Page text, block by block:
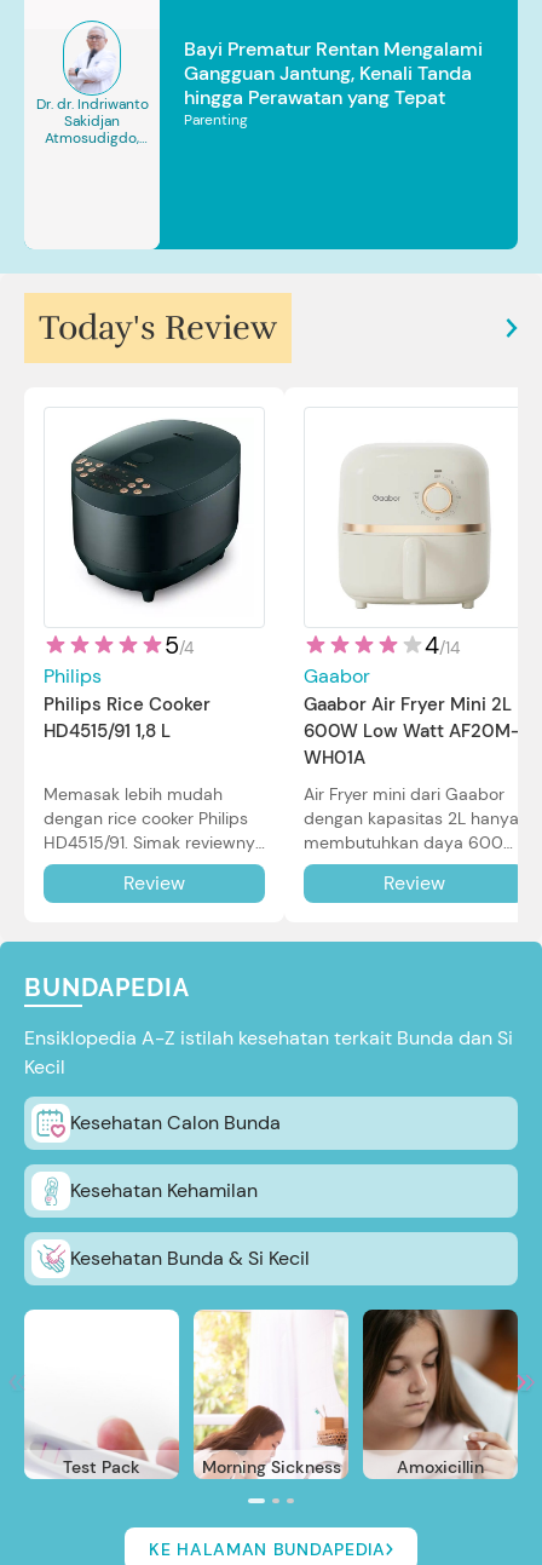
Dr. dr. Indriwanto
Sakidjan
Atmosudigdo,
Bayi Prematur Rentan Mengalami
Gangguan Jantung, Kenali Tanda
hingga Perawatan yang Tepat
Parenting
Today's Review
5/4
Philips
Philips Rice Cooker
HD4515/91 1,8 L
Memasak lebih mudah
dengan rice cooker Philips
HD4515/91. Simak reviewnya
di sini.
Review
4/14
Gaabor
Gaabor Air Fryer Mini 2L
600W Low Watt AF20M-
WH01A
Air Fryer mini dari Gaabor
dengan kapasitas 2L hanya
membutuhkan daya 600W
dalam pemakaian. Simak
review selengkapnya di sini.
Review
BUNDAPEDIA
Ensiklopedia A-Z istilah kesehatan terkait Bunda dan Si
Kecil
Kesehatan Calon Bunda
Kesehatan Kehamilan
Kesehatan Bunda & Si Kecil
Test Pack Morning Sickness Amoxicillin
KE HALAMAN BUNDAPEDIA